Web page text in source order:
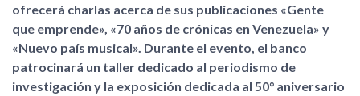
ofrecerá charlas acerca de sus publicaciones «Gente
que emprende», «70 años de crónicas en Venezuela» y
«Nuevo país musical». Durante el evento, el banco
patrocinará un taller dedicado al periodismo de
investigación y la exposición dedicada al 50° aniversario